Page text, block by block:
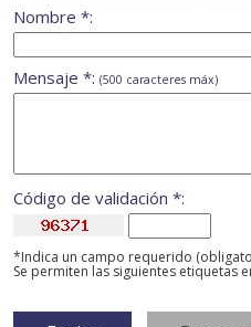
Nombre *:
Mensaje *: (500 caracteres máx)
Código de validación *:
*Indica un campo requerido
Se permiten las siguientes etiquetas